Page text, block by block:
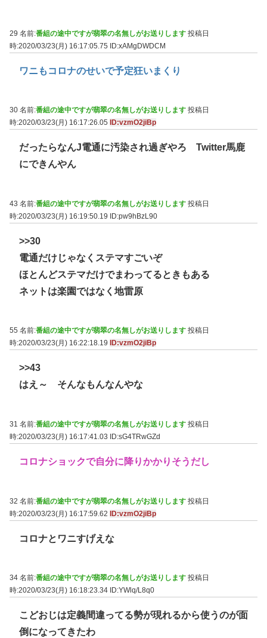
29 名前:番組の途中ですが翡翠の名無しがお送りします 投稿日
時:2020/03/23(月) 16:17:05.75 ID:xAMgDWDCM
ワニもコロナのせいで予定狂いまくり
30 名前:番組の途中ですが翡翠の名無しがお送りします 投稿日
時:2020/03/23(月) 16:17:26.05
ID:vzmO2jiBp
だったらなんJ電通に汚染され過ぎやろ Twitter馬鹿
にできんやん
43 名前:番組の途中ですが翡翠の名無しがお送りします 投稿日
時:2020/03/23(月) 16:19:50.19 ID:pw9hBzL90
>>30
電通だけじゃなくステマすごいぞ
ほとんどステマだけでまわってるときもある
ネットは楽園ではなく地雷原
55 名前:番組の途中ですが翡翠の名無しがお送りします 投稿日
時:2020/03/23(月) 16:22:18.19
ID:vzmO2jiBp
>>43
はえ～ そんなもんなんやな
31 名前:番組の途中ですが翡翠の名無しがお送りします 投稿日
時:2020/03/23(月) 16:17:41.03
ID:sG4TRwGZd
コロナショックで自分に降りかかりそうだし
32 名前:番組の途中ですが翡翠の名無しがお送りします 投稿日
時:2020/03/23(月) 16:17:59.62 ID:vzmO2jiBp
コロナとワニすげえな
34 名前:番組の途中ですが翡翠の名無しがお送りします 投稿日
時:2020/03/23(月) 16:18:23.34 ID:YWlq/L8q0
こどおじは定義間違ってる勢が現れるから使うのが面
倒になってきたわ